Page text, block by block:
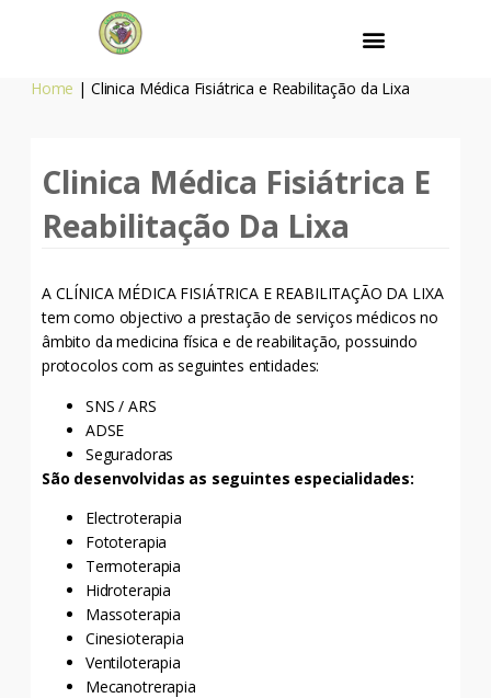
Home | Clinica Médica Fisiátrica e Reabilitação da Lixa
Clinica Médica Fisiátrica E
Reabilitação Da Lixa
A CLÍNICA MÉDICA FISIÁTRICA E REABILITAÇÃO DA LIXA
tem como objectivo a prestação de serviços médicos no
âmbito da medicina física e de reabilitação, possuindo
protocolos com as seguintes entidades:
SNS / ARS
ADSE
Seguradoras
São desenvolvidas as seguintes especialidades:
Electroterapia
Fototerapia
Termoterapia
Hidroterapia
Massoterapia
Cinesioterapia
Ventiloterapia
Mecanotrerapia